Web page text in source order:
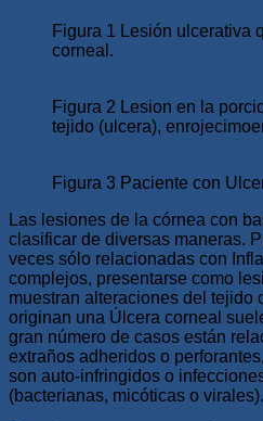
Figura 1 Lesión ulcerativa
corneal.
Figura 2 Lesion en la
tejido (ulcera),
Figura 3 Paciente con
Las lesiones de la córnea con
clasificar de diversas maneras.
veces sólo relacionadas con
complejos, presentarse como
muestran alteraciones del tejido
originan una Úlcera corneal
gran número de casos están
extraños adheridos o
son auto-infringidos o
(bacterianas, micóticas o virales).